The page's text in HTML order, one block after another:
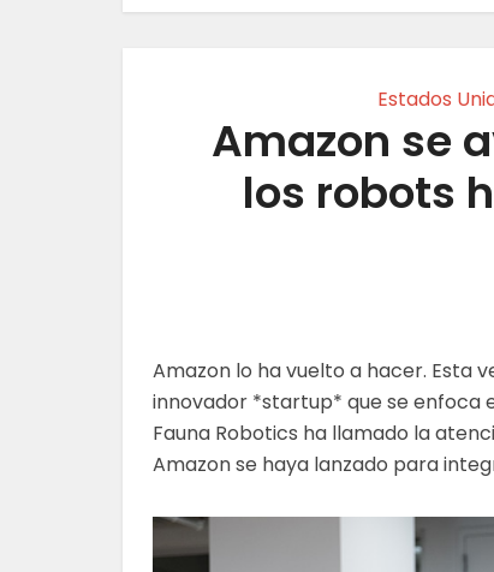
Estados
Amazon se
los robots
Amazon lo ha vuelto a hacer. Esta
innovador *startup* que se enfoca
Fauna Robotics ha llamado la
Amazon se haya lanzado para